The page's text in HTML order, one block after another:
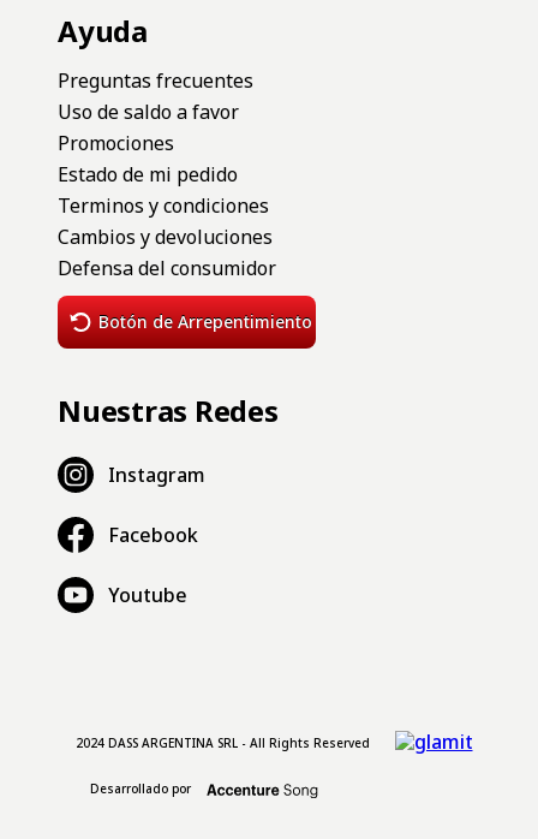
Ayuda
Preguntas frecuentes
Uso de saldo a favor
Promociones
Estado de mi pedido
Terminos y condiciones
Cambios y devoluciones
Defensa del consumidor
Botón de Arrepentimiento
Nuestras Redes
Instagram
Facebook
Youtube
2024 DASS ARGENTINA SRL - All Rights Reserved
Desarrollado por